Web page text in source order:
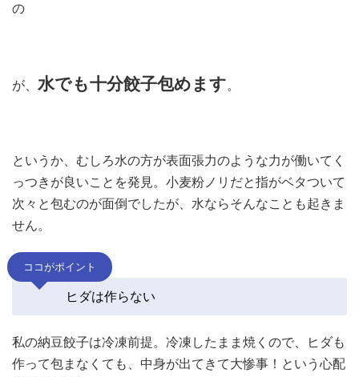
の
が、 水でも十分餃子包めます。
というか、むしろ水の方が表面張力のような力が働いてく
っつきが良いことを発見。小麦粉ノリだと指がベタついて
次々と包むのが面倒でしたが、水ならそんなことも起きま
せん。
ココがポイント
ヒダは作らない
私の納豆餃子は冷凍前提。冷凍したまま焼くので、ヒダも
作って包まなくても、中身が出てきて大惨事！という心配